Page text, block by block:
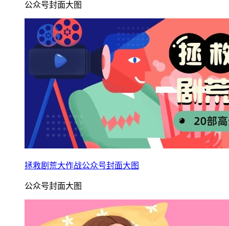
公众号封面大图
拯救剧荒大作战公众号封面大图
公众号封面大图